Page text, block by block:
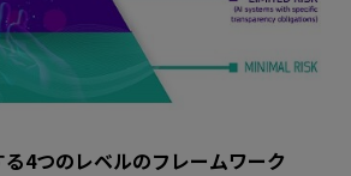
4つのレベルのフレームワーク